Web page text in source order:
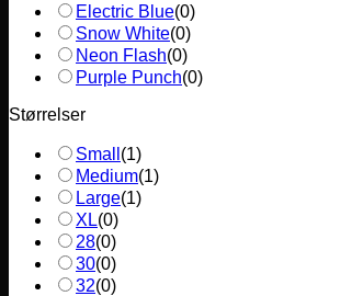
Electric Blue(0)
Snow White(0)
Neon Flash(0)
Purple Punch(0)
Størrelser
Small (1)
Medium(1)
Large(1)
XL(0)
28(0)
30(0)
32(0)